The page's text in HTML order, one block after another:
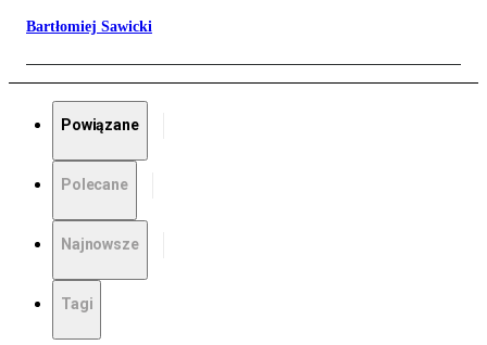
Bartłomiej Sawicki
Powiązane
Polecane
Najnowsze
Tagi